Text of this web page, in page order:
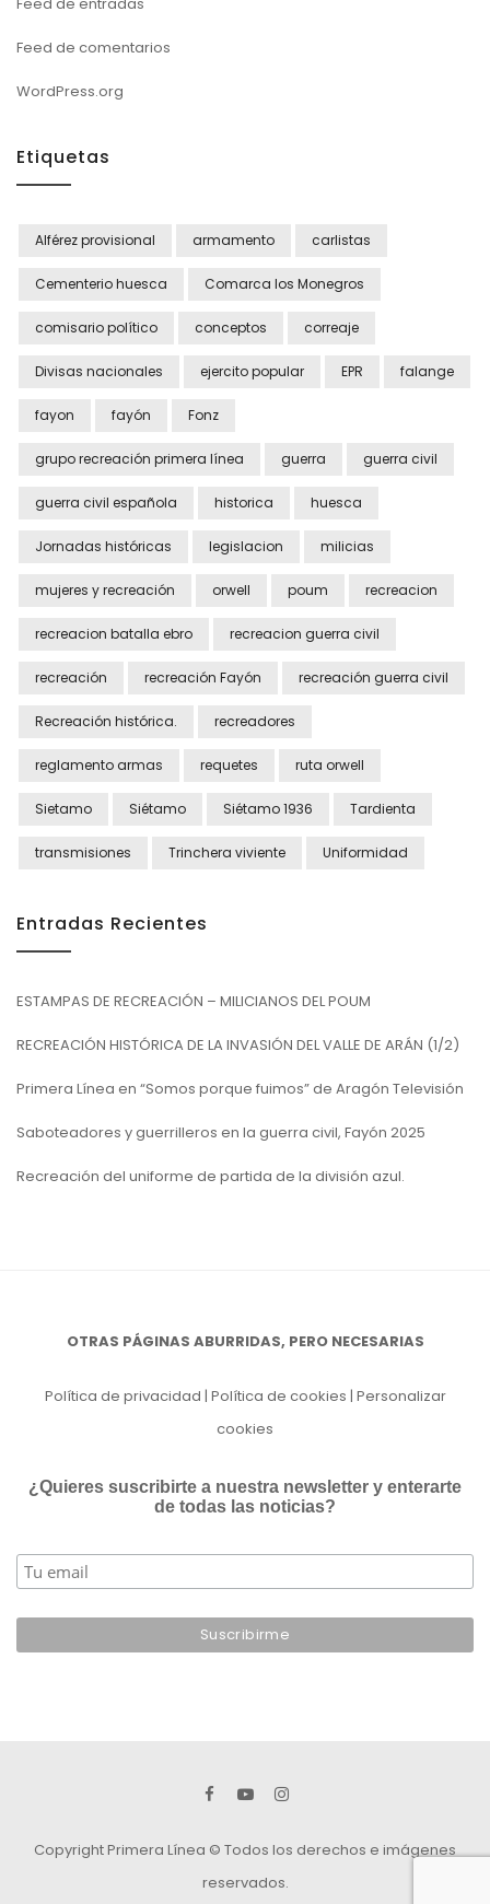
Feed de comentarios
WordPress.org
Etiquetas
Alférez provisional armamento carlistas
Cementerio huesca Comarca los Monegros
comisario político conceptos correaje
Divisas nacionales ejercito popular EPR falange
fayon fayón Fonz
grupo recreación primera línea guerra guerra civil
guerra civil española historica huesca
Jornadas históricas legislacion milicias
mujeres y recreación orwell poum recreacion
recreacion batalla ebro recreacion guerra civil
recreación recreación Fayón recreación guerra civil
Recreación histórica. recreadores
reglamento armas requetes ruta orwell
Sietamo Siétamo Siétamo 1936 Tardienta
transmisiones Trinchera viviente Uniformidad
Entradas Recientes
ESTAMPAS DE RECREACIÓN – MILICIANOS DEL POUM
RECREACIÓN HISTÓRICA DE LA INVASIÓN DEL VALLE DE ARÁN (1/2)
Primera Línea en “Somos porque fuimos” de Aragón Televisión
Saboteadores y guerrilleros en la guerra civil, Fayón 2025
Recreación del uniforme de partida de la división azul.
OTRAS PÁGINAS ABURRIDAS, PERO NECESARIAS
Política de privacidad | Política de cookies | Personalizar
cookies
¿Quieres suscribirte a nuestra newsletter y enterarte
de todas las noticias?
Copyright Primera Línea © Todos los derechos e imágenes
reservados.